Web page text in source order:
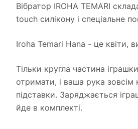
Вібратор IROHA TEMARI
touch силікону і спеціальне
Iroha Temari Hana - це квіти,
Тільки кругла частина
отримати, і ваша рука зовсім
підставки. Заряджається
йде в комплекті.